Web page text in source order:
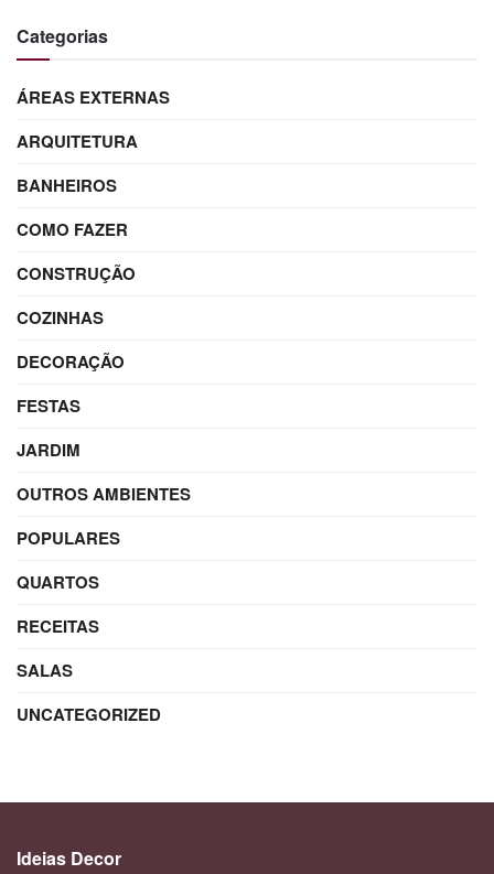
Categorias
ÁREAS EXTERNAS
ARQUITETURA
BANHEIROS
COMO FAZER
CONSTRUÇÃO
COZINHAS
DECORAÇÃO
FESTAS
JARDIM
OUTROS AMBIENTES
POPULARES
QUARTOS
RECEITAS
SALAS
UNCATEGORIZED
Ideias Decor